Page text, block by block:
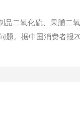
二氧化硫、果脯二
。据中国消费者报